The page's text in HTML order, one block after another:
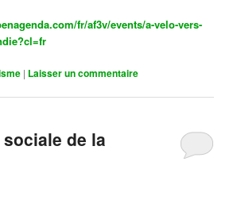
fr/af3v/events/a-velo-vers-
| Laisser un commentaire
sociale de la